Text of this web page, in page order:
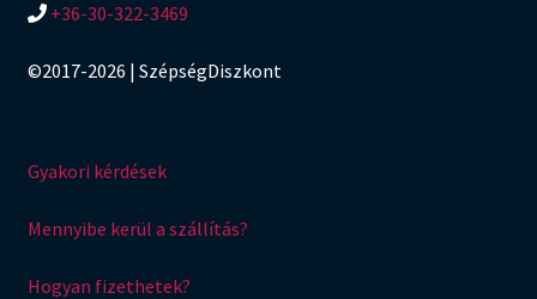
+36-30-322-3469
©2017-2026 | SzépségDiszkont
Gyakori kérdések
Mennyibe kerül a szállítás?
Hogyan fizethetek?